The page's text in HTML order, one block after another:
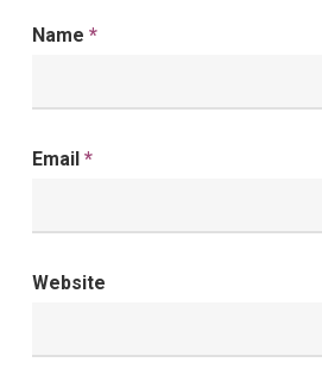
Name *
Email *
Website